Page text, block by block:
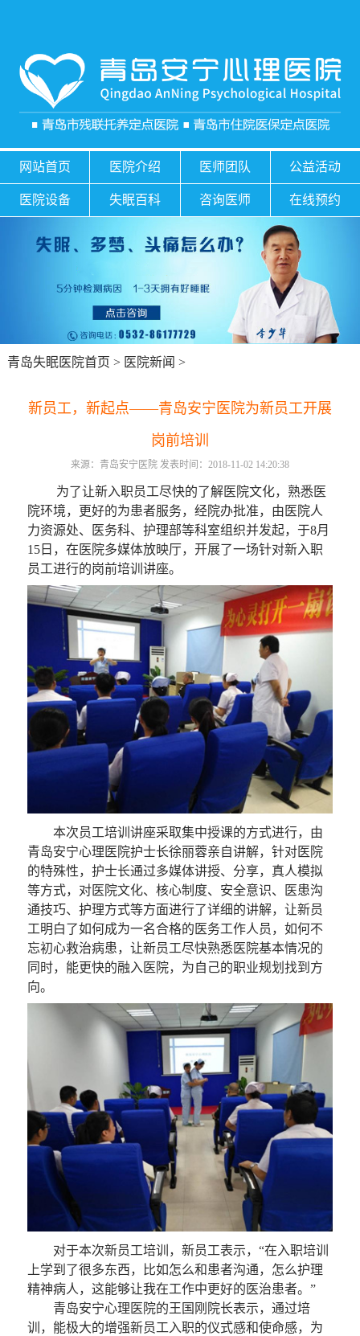
网站首页 医院介绍 医师团队 公益活动
医院设备 失眠百科 咨询医师 在线预约
青岛失眠医院首页 > 医院新闻 >
新员工，新起点——青岛安宁医院为新员工开展
岗前培训
来源：青岛安宁医院 发表时间：2018-11-02 14:20:38
为了让新入职员工尽快的了解医院文化，熟悉医
院环境，更好的为患者服务，经院办批准，由医院人
力资源处、医务科、护理部等科室组织并发起，于8月
15日，在医院多媒体放映厅，开展了一场针对新入职
员工进行的岗前培训讲座。
本次员工培训讲座采取集中授课的方式进行，由
青岛安宁心理医院护士长徐丽蓉亲自讲解，针对医院
的特殊性，护士长通过多媒体讲授、分享，真人模拟
等方式，对医院文化、核心制度、安全意识、医患沟
通技巧、护理方式等方面进行了详细的讲解，让新员
工明白了如何成为一名合格的医务工作人员，如何不
忘初心救治病患，让新员工尽快熟悉医院基本情况的
同时，能更快的融入医院，为自己的职业规划找到方
向。
对于本次新员工培训，新员工表示，“在入职培训
上学到了很多东西，比如怎么和患者沟通，怎么护理
精神病人，这能够让我在工作中更好的医治患者。”
青岛安宁心理医院的王国刚院长表示，通过培
训，能极大的增强新员工入职的仪式感和使命感，为